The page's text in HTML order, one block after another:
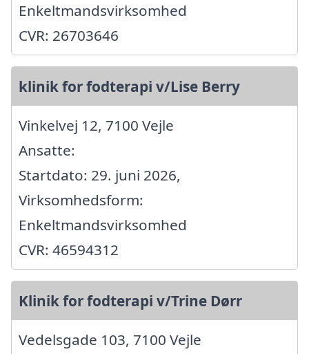
Enkeltmandsvirksomhed
CVR: 26703646
klinik for fodterapi v/Lise Berry
Vinkelvej 12, 7100 Vejle
Ansatte:
Startdato: 29. juni 2026,
Virksomhedsform:
Enkeltmandsvirksomhed
CVR: 46594312
Klinik for fodterapi v/Trine Dørr
Vedelsgade 103, 7100 Vejle